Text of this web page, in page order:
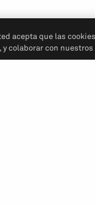
acepta que las
colaborar con